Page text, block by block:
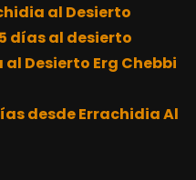
al Desierto
días al desierto
Desierto Erg Chebbi
desde Errachidia Al